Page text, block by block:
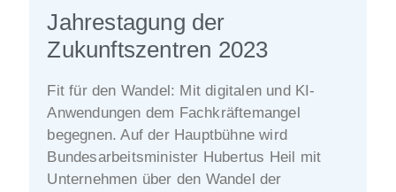
Jahrestagung der
Zukunftszentren 2023
Fit für den Wandel: Mit digitalen und KI-
Anwendungen dem Fachkräftemangel
begegnen. Auf der Hauptbühne wird
Bundesarbeitsminister Hubertus Heil mit
Unternehmen über den Wandel der